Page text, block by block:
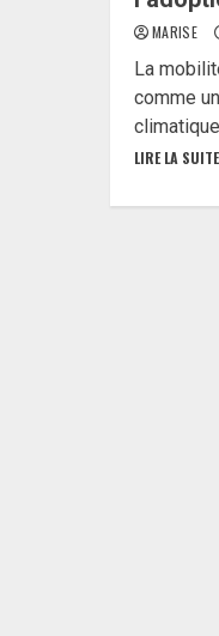
MARISE
La
comme
LIRE LA SUITE